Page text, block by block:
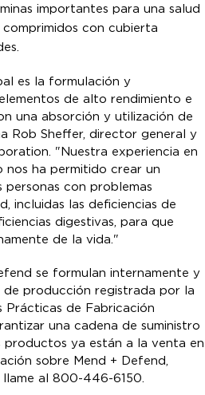
importantes para una salud
con cubierta
es la formulación y
de alto rendimiento e
una absorción y utilización de
Rob Sheffer, director general y
"Nuestra experiencia en
ha permitido crear un
con problemas
incluidas las deficiencias de
digestivas, para que
de la vida."
se formulan internamente y
producción registrada por la
Prácticas de Fabricación
una cadena de suministro
ya están a la venta en
sobre Mend + Defend,
llame al 800-446-6150.